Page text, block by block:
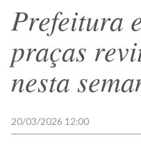
Prefeitura
praças
nesta
20/03/2026 12:00